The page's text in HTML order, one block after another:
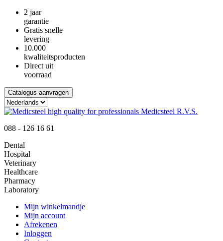
2 jaar
garantie
Gratis snelle
levering
10.000
kwaliteitsproducten
Direct uit
voorraad
Catalogus aanvragen
088 - 126 16 61
Dental
Hospital
Veterinary
Healthcare
Pharmacy
Laboratory
Mijn winkelmandje
Mijn account
Afrekenen
Inloggen